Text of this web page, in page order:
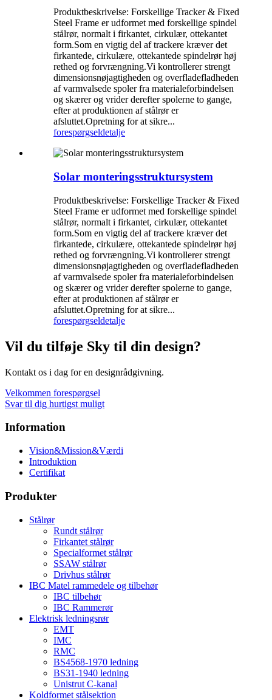
Produktbeskrivelse: Forskellige Tracker & Fixed
Steel Frame er udformet med forskellige spindel
stålrør, normalt i firkantet, cirkulær, ottekantet
form.Som en vigtig del af trackere kræver det
firkantede, cirkulære, ottekantede spindelrør høj
rethed og forvrængning.Vi kontrollerer strengt
dimensionsnøjagtigheden og overfladefladheden
af ​​varmvalsede spoler fra materialeforbindelsen
og skærer og vrider derefter spolerne to gange,
efter at produktionen af ​​stålrør er
afsluttet.Opretning for at sikre...
forespørgseldetalje
Solar monteringsstruktursystem
Produktbeskrivelse: Forskellige Tracker & Fixed
Steel Frame er udformet med forskellige spindel
stålrør, normalt i firkantet, cirkulær, ottekantet
form.Som en vigtig del af trackere kræver det
firkantede, cirkulære, ottekantede spindelrør høj
rethed og forvrængning.Vi kontrollerer strengt
dimensionsnøjagtigheden og overfladefladheden
af ​​varmvalsede spoler fra materialeforbindelsen
og skærer og vrider derefter spolerne to gange,
efter at produktionen af ​​stålrør er
afsluttet.Opretning for at sikre...
forespørgseldetalje
Vil du tilføje Sky til din design?
Kontakt os i dag for en designrådgivning.
Velkommen forespørgsel
Svar til dig hurtigst muligt
Information
Vision&Mission&Værdi
Introduktion
Certifikat
Produkter
Stålrør
Rundt stålrør
Firkantet stålrør
Specialformet stålrør
SSAW stålrør
Drivhus stålrør
IBC Matel rammedele og tilbehør
IBC tilbehør
IBC Rammerør
Elektrisk ledningsrør
EMT
IMC
RMC
BS4568-1970 ledning
BS31-1940 ledning
Unistrut C-kanal
Koldformet stålsektion